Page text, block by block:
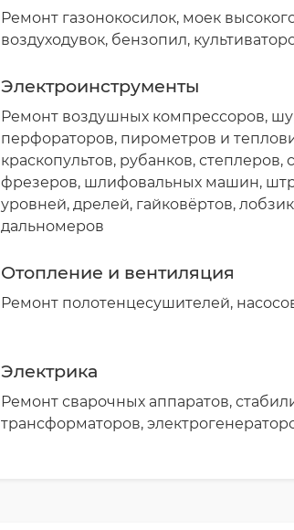
Ремонт газонокосилок, моек
воздуходувок, бензопил,
Электроинструменты
Ремонт воздушных компрессоров,
перфораторов, пирометров и
краскопультов, рубанков,
фрезеров, шлифовальных машин,
уровней, дрелей, гайковёртов,
дальномеров
Отопление и вентиляция
Ремонт полотенцесушителей,
Электрика
Ремонт сварочных аппаратов,
трансформаторов,